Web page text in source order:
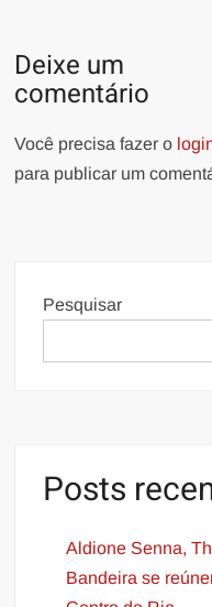
Deixe um
comentário
Você precisa fazer o
para publicar um
Pesquisar
Posts
Aldione Senna,
Bandeira se